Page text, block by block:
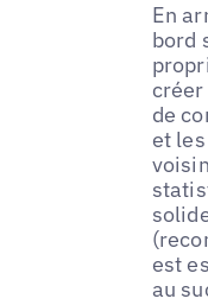
En
bord
créer
de
et
est
au